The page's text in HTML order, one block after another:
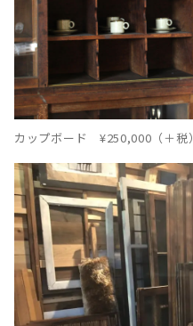
カップボード ¥250,000（＋税）